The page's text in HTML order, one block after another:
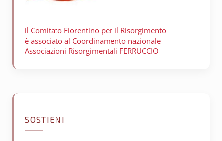
il Comitato Fiorentino per il Risorgimento
è associato al Coordinamento nazionale
Associazioni Risorgimentali FERRUCCIO
SOSTIENI